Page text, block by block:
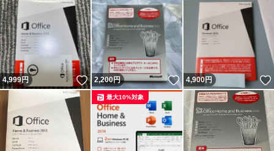
4,999円 いいね！
2,200円 いいね！
4,900円
最大10%対象